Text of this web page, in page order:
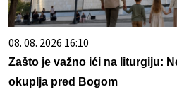
08. 08. 2026 16:10
Zašto je važno ići na liturgiju:
okuplja pred Bogom